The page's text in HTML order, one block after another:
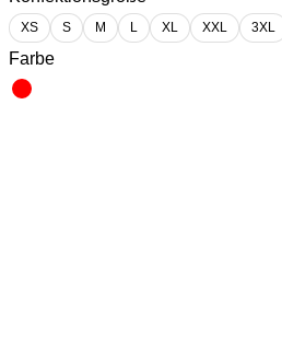
XS S M L XL XXL 3XL
Farbe